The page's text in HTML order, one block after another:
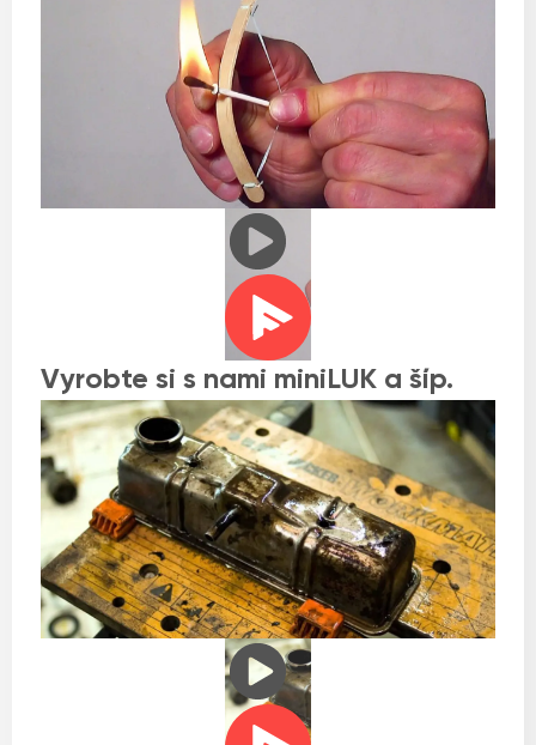
Vyrobte si s nami miniLUK a šíp.